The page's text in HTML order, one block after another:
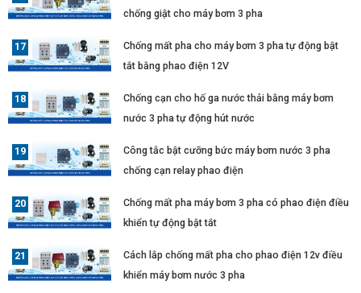
chống giật cho máy bơm 3 pha
Chống mất pha cho máy bơm 3 pha tự động bật
tắt bằng phao điện 12V
Chống cạn cho hố ga nước thải bằng máy bơm
nước 3 pha tự động hút nước
Công tắc bật cưỡng bức máy bơm nước 3 pha
chống cạn relay phao điện
Chống mất pha máy bơm 3 pha có phao điện điều
khiển tự động bật tắt
Cách lắp chống mất pha cho phao điện 12v điều
khiển máy bơm nước 3 pha